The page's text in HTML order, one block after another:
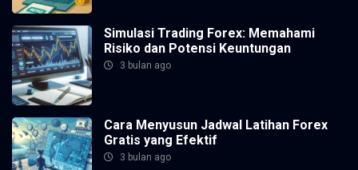
Simulasi Trading Forex: Memahami
Risiko dan Potensi Keuntungan
3 bulan ago
Cara Menyusun Jadwal Latihan Forex
Gratis yang Efektif
3 bulan ago